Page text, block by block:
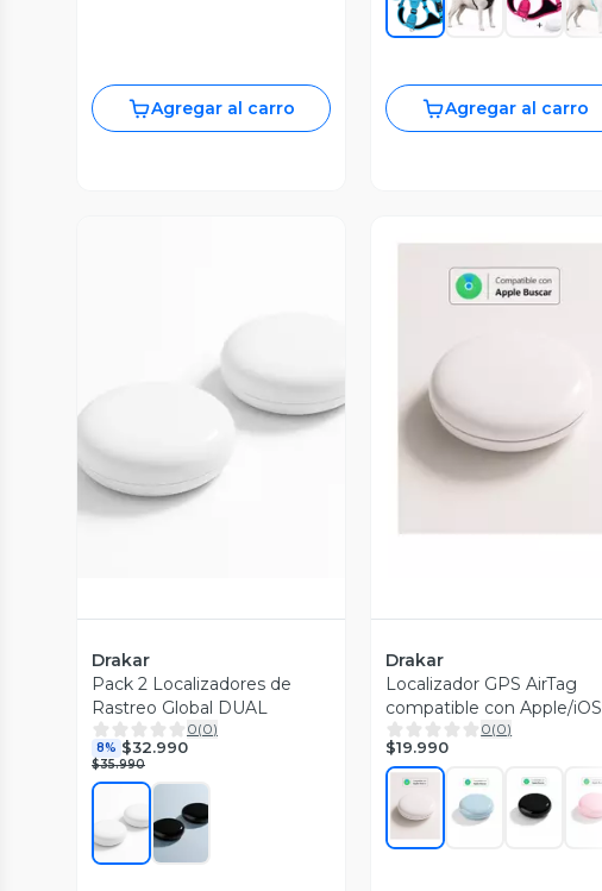
Agregar al carro Agregar al carro
Vista Previa
Drakar
Pack 2 Localizadores de
Rastreo Global DUAL
0(0)
8% $32.990
$35.990
Vista Previa
Drakar
Localizador GPS AirTag
compatible con Apple/iOS
0(0)
$19.990